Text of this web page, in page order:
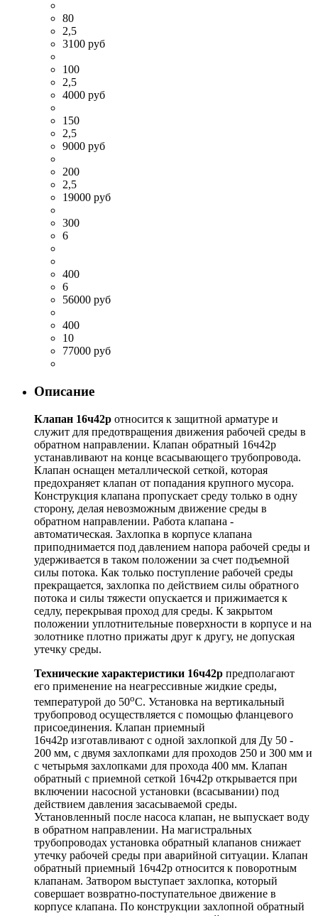
80
2,5
3100 руб
100
2,5
4000 руб
150
2,5
9000 руб
200
2,5
19000 руб
300
6
400
6
56000 руб
400
10
77000 руб
Описание
Клапан 16ч42р относится к защитной арматуре и
служит для предотвращения движения рабочей среды в
обратном направлении. Клапан обратный 16ч42р
устанавливают на конце всасывающего трубопровода.
Клапан оснащен металлической сеткой, которая
предохраняет клапан от попадания крупного мусора.
Конструкция клапана пропускает среду только в одну
сторону, делая невозможным движение среды в
обратном направлении. Работа клапана -
автоматическая. Захлопка в корпусе клапана
приподнимается под давлением напора рабочей среды и
удерживается в таком положении за счет подъемной
силы потока. Как только поступление рабочей среды
прекращается, захлопка по действием силы обратного
потока и силы тяжести опускается и прижимается к
седлу, перекрывая проход для среды. К закрытом
положении уплотнительные поверхности в корпусе и на
золотнике плотно прижаты друг к другу, не допуская
утечку среды.
Технические характеристики 16ч42р предполагают
его применение на неагрессивные жидкие среды,
температурой до 50оС. Установка на вертикальный
трубопровод осуществляется с помощью фланцевого
присоединения. Клапан приемный
16ч42р изготавливают с одной захлопкой для Ду 50 -
200 мм, с двумя захлопками для проходов 250 и 300 мм и
с четырьмя захлопками для прохода 400 мм. Клапан
обратный с приемной сеткой 16ч42р открывается при
включении насосной установки (всасывании) под
действием давления засасываемой среды.
Установленный после насоса клапан, не выпускает воду
в обратном направлении. На магистральных
трубопроводах установка обратный клапанов снижает
утечку рабочей среды при аварийной ситуации. Клапан
обратный приемный 16ч42р относится к поворотным
клапанам. Затвором выступает захлопка, который
совершает возвратно-поступательное движение в
корпусе клапана. По конструкции захлопной обратный